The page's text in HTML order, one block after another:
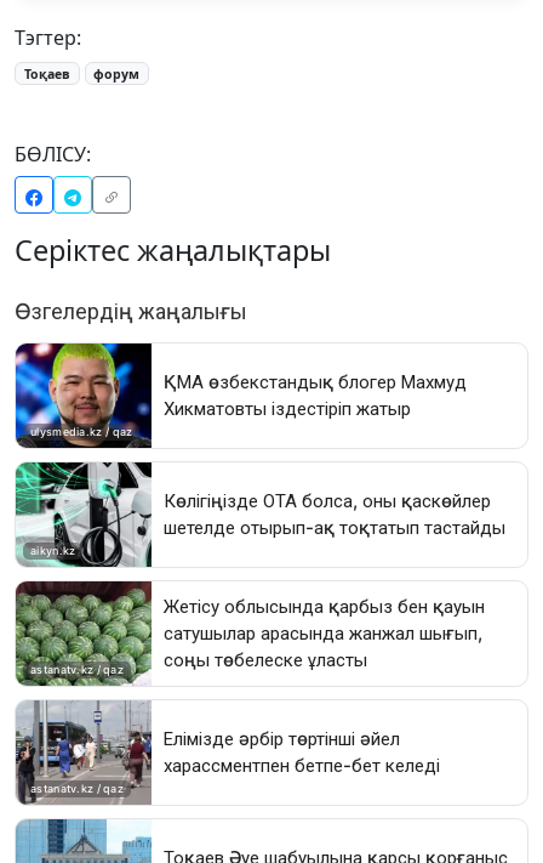
Тэгтер:
Тоқаев форум
БӨЛІСУ:
Серіктес жаңалықтары